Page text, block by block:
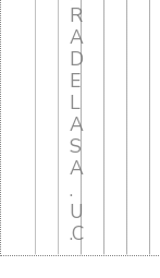
R
A
D
E
L
A
S
A
.
U
.C